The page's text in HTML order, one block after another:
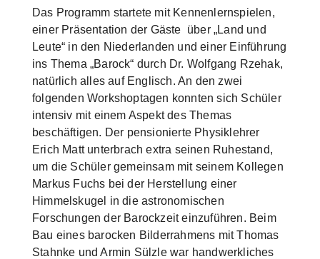
Das Programm startete mit Kennenlernspielen,
einer Präsentation der Gäste über „Land und
Leute“ in den Niederlanden und einer Einführung
ins Thema „Barock“ durch Dr. Wolfgang Rzehak,
natürlich alles auf Englisch. An den zwei
folgenden Workshoptagen konnten sich Schüler
intensiv mit einem Aspekt des Themas
beschäftigen. Der pensionierte Physiklehrer
Erich Matt unterbrach extra seinen Ruhestand,
um die Schüler gemeinsam mit seinem Kollegen
Markus Fuchs bei der Herstellung einer
Himmelskugel in die astronomischen
Forschungen der Barockzeit einzuführen. Beim
Bau eines barocken Bilderrahmens mit Thomas
Stahnke und Armin Sülzle war handwerkliches